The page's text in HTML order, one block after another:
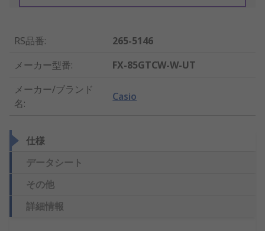
RS品番:
265-5146
メーカー型番:
FX-85GTCW-W-UT
メーカー/ブランド
名:
Casio
仕様
データシート
その他
詳細情報